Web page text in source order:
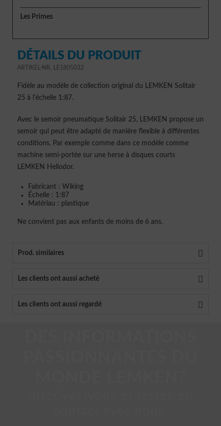
Les Primes
DÉTAILS DU PRODUIT
ARTIKEL-NR. LE1805032
Fidèle au modèle de collection original du LEMKEN Solitair
25 à l'échelle 1:87.
Avec le semoir pneumatique Solitair 25, LEMKEN propose un
semoir qui peut être adapté de manière flexible à différentes
conditions. Par exemple comme dans ce modèle comme
machine semi-portée sur une herse à disques courts
LEMKEN Heliodor.
Fabricant : Wiking
Échelle : 1:87
Matériau : plastique
Ne convient pas aux enfants de moins de 6 ans.
Prod. similaires
Les clients ont aussi acheté
Les clients ont aussi regardé